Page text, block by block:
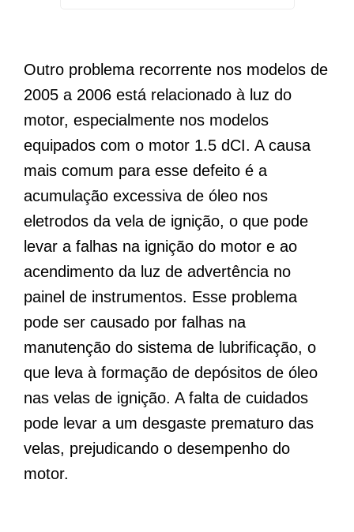
Outro problema recorrente nos modelos de
2005 a 2006 está relacionado à luz do
motor, especialmente nos modelos
equipados com o motor 1.5 dCI. A causa
mais comum para esse defeito é a
acumulação excessiva de óleo nos
eletrodos da vela de ignição, o que pode
levar a falhas na ignição do motor e ao
acendimento da luz de advertência no
painel de instrumentos. Esse problema
pode ser causado por falhas na
manutenção do sistema de lubrificação, o
que leva à formação de depósitos de óleo
nas velas de ignição. A falta de cuidados
pode levar a um desgaste prematuro das
velas, prejudicando o desempenho do
motor.